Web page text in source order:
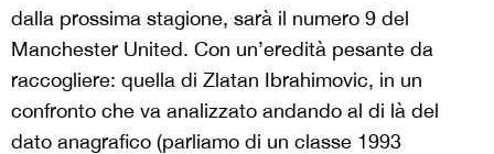
dalla prossima stagione, sarà il numero 9 del
Manchester United. Con un’eredità pesante da
raccogliere: quella di Zlatan Ibrahimovic, in un
confronto che va analizzato andando al di là del
dato anagrafico (parliamo di un classe 1993